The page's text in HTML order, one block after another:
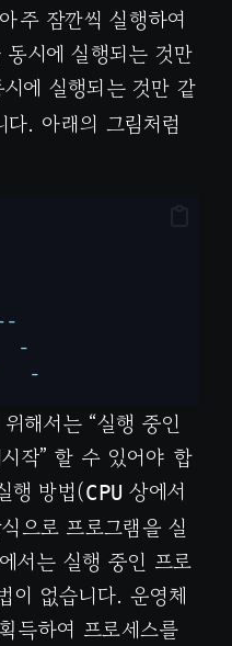
주 잠깐씩 실행하여
시에 실행되는 것만
에 실행되는 것만 같
. 아래의 그림처럼
-
-
해서는 “실행 중인
작” 할 수 있어야 합
행 방법(CPU 상에서
으로 프로그램을 실
서는 실행 중인 프로
이 없습니다. 운영체
득하여 프로세스를